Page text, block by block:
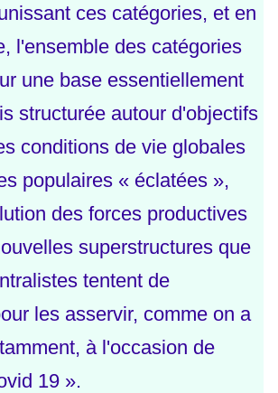
ces catégories, et en
l'ensemble des catégories
une base essentiellement
structurée autour d'objectifs
conditions de vie globales
populaires « éclatées »,
des forces productives
superstructures que
tentent de
les asservir, comme on a
à l'occasion de
19 ».